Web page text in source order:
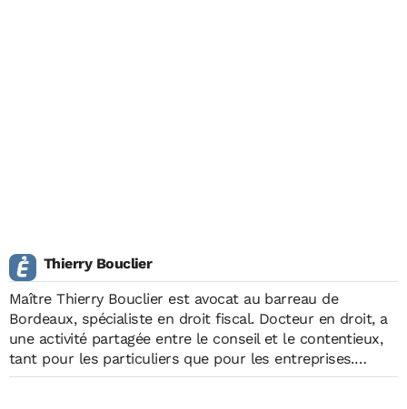
Thierry Bouclier
Maître Thierry Bouclier est avocat au barreau de
Bordeaux, spécialiste en droit fiscal. Docteur en droit, a
une activité partagée entre le conseil et le contentieux,
tant pour les particuliers que pour les entreprises.
Intervient dans tous les domaines de la fiscalité (impôt